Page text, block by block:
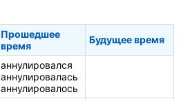
Прошедшее
время
Будущее время
аннулировался
аннулировалась
аннулировалось